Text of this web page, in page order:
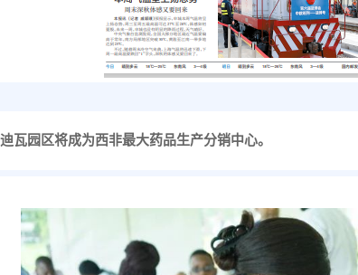
瓦园区将成为西非最大药品生产分销中心。